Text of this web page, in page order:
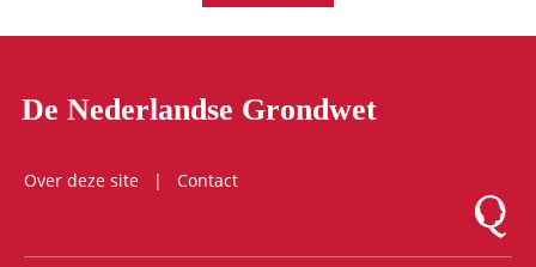
De Nederlandse Grondwet
Over deze site
Contact
Logo